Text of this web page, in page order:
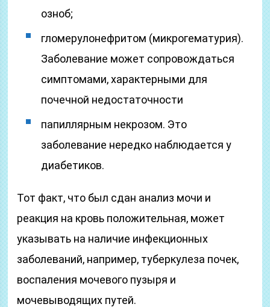
озноб;
гломерулонефритом (микрогематурия).
Заболевание может сопровождаться
симптомами, характерными для
почечной недостаточности
папиллярным некрозом. Это
заболевание нередко наблюдается у
диабетиков.
Тот факт, что был сдан анализ мочи и
реакция на кровь положительная, может
указывать на наличие инфекционных
заболеваний, например, туберкулеза почек,
воспаления мочевого пузыря и
мочевыводящих путей.